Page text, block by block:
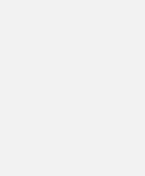
Metall, Kunststoff,